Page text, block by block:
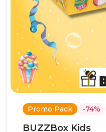
Promo Pack -74%
BUZZBox Kids